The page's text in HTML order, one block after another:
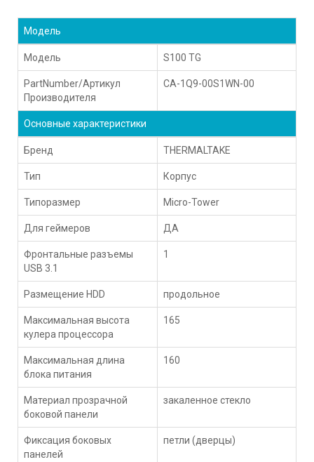
Модель
Модель S100 TG
PartNumber/Артикул
Производителя
CA-1Q9-00S1WN-00
Основные характеристики
Бренд THERMALTAKE
Тип Корпус
Типоразмер Micro-Tower
Для геймеров ДА
Фронтальные разъемы
USB 3.1
1
Размещение HDD продольное
Максимальная высота
кулера процессора
165
Максимальная длина
блока питания
160
Материал прозрачной
боковой панели
закаленное стекло
Фиксация боковых
панелей
петли (дверцы)